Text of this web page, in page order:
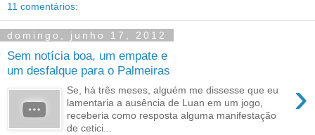
11 comentários:
domingo, junho 17, 2012
Sem notícia boa, um empate e
um desfalque para o Palmeiras
›
Se, há três meses, alguém me dissesse que eu
lamentaria a ausência de Luan em um jogo,
receberia como resposta alguma manifestação
de cetici...